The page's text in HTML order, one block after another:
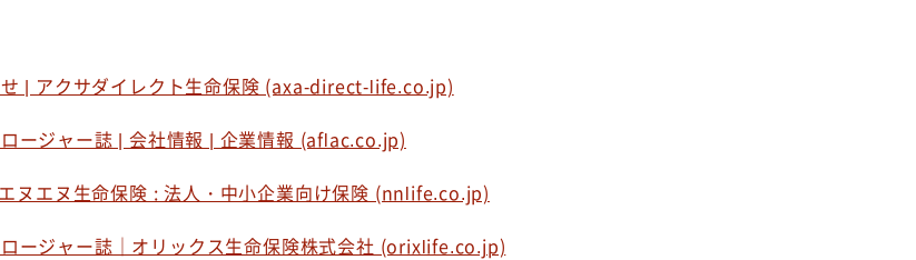
| アクサダイレクト生命保険 (axa-direct-life.co.jp)
ージャー誌 | 会社情報 | 企業情報 (aflac.co.jp)
ヌエヌ生命保険 : 法人・中小企業向け保険 (nnlife.co.jp)
ージャー誌｜オリックス生命保険株式会社 (orixlife.co.jp)